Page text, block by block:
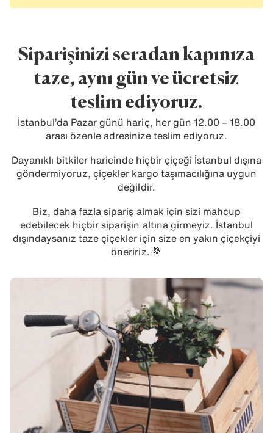
Siparişinizi seradan kapınıza
taze, aynı gün ve ücretsiz
teslim ediyoruz.
İstanbul’da Pazar günü hariç, her gün 12.00 – 18.00
arası özenle adresinize teslim ediyoruz.
Dayanıklı bitkiler haricinde hiçbir çiçeği İstanbul dışına
göndermiyoruz, çiçekler kargo taşımacılığına uygun
değildir.
Biz, daha fazla sipariş almak için sizi mahcup
edebilecek hiçbir siparişin altına girmeyiz. İstanbul
dışındaysanız taze çiçekler için size en yakın çiçekçiyi
öneririz. 💐